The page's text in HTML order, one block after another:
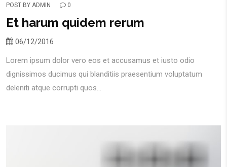
POST BY ADMIN 0
Et harum quidem rerum
06/12/2016
Lorem ipsum dolor vero eos et accusamus et iusto odio
dignissimos ducimus qui blanditiis praesentium voluptatum
deleniti atque corrupti quos...